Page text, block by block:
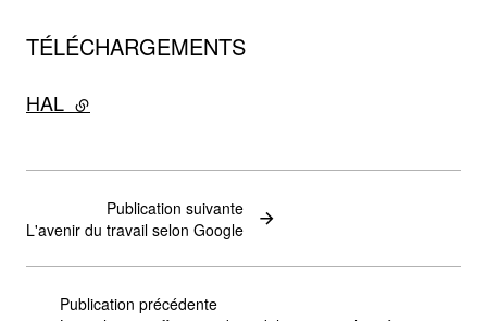
TÉLÉCHARGEMENTS
HAL - lien externe
Publication précédente
Publication suivante
L'avenir du travail selon Google